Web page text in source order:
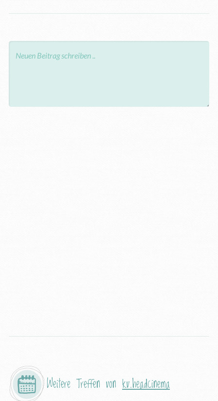
Weitere Treffen von kv.headcinema